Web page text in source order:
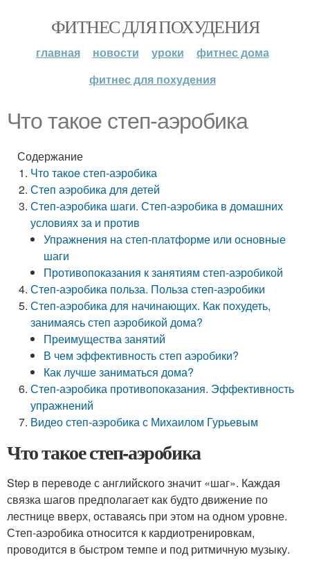
ФИТНЕС ДЛЯ ПОХУДЕНИЯ
главная новости уроки
фитнес дома
фитнес для похудения
Что такое степ-аэробика
Содержание
Что такое степ-аэробика
Степ аэробика для детей
Степ-аэробика шаги. Степ-аэробика в домашних
условиях за и против
Упражнения на степ-платформе или основные
шаги
Противопоказания к занятиям степ-аэробикой
Степ-аэробика польза. Польза степ-аэробики
Степ-аэробика для начинающих. Как похудеть,
занимаясь степ аэробикой дома?
Преимущества занятий
В чем эффективность степ аэробики?
Как лучше заниматься дома?
Степ-аэробика противопоказания. Эффективность
упражнений
Видео степ-аэробика с Михаилом Гурьевым
Что такое степ-аэробика
Step в переводе с английского значит «шаг». Каждая
связка шагов предполагает как будто движение по
лестнице вверх, оставаясь при этом на одном уровне.
Степ-аэробика относится к кардиотренировкам,
проводится в быстром темпе и под ритмичную музыку.